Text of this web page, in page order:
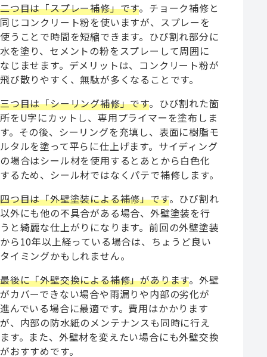
二つ目は「スプレー補修」です。チョーク補修と
同じコンクリート粉を使いますが、スプレーを
使うことで時間を短縮できます。ひび割れ部分に
水を塗り、セメントの粉をスプレーして周囲に
なじませます。デメリットは、コンクリート粉が
飛び散りやすく、無駄が多くなることです。
三つ目は「シーリング補修」です。ひび割れた箇
所をU字にカットし、専用プライマーを塗布しま
す。その後、シーリングを充填し、表面に樹脂モ
ルタルを塗って平らに仕上げます。サイディング
の場合はシール材を使用するとあとから白色化
するため、シール材ではなくパテで補修します。
四つ目は「外壁塗装による補修」です。ひび割れ
以外にも他の不具合がある場合、外壁塗装を行
うと綺麗な仕上がりになります。前回の外壁塗装
から10年以上経っている場合は、ちょうど良い
タイミングかもしれません。
最後に「外壁交換による補修」があります。外壁
がカバーできない場合や雨漏りや内部の劣化が
進んでいる場合に最適です。費用はかかります
が、内部の防水紙のメンテナンスも同時に行え
ます。また、外壁材を変えたい場合にも外壁交換
がおすすめです。